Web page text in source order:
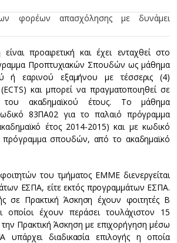
φορέων απασχόλησης με δυνάμει
προαιρετική και έχει ενταχθεί στο
Προπτυχιακών Σπουδών ως μάθημα
ή εαρινού εξαμήνου με τέσσερις (4)
και μπορεί να πραγματοποιηθεί σε
ακαδημαϊκού έτους. Το μάθημα
83ΠΑ02 για το παλαιό πρόγραμμα
έτος 2014-2015) και με κωδικό
σπουδών, από το ακαδημαϊκό
του τμήματος ΕΜΜΕ διενεργείται
ΕΣΠΑ, είτε εκτός προγραμμάτων ΕΣΠΑ.
σε Πρακτική Άσκηση έχουν φοιτητές Β΄
έχουν περάσει τουλάχιστον 15
την Πρακτική Άσκηση με επιχορήγηση μέσω
υπάρχει διαδικασία επιλογής η οποία